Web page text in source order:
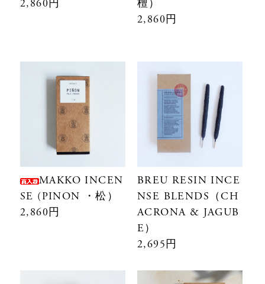
2,860円
檀）
2,860円
MAKKO INCEN
SE (PINON ・松）
2,860円
BREU RESIN INCE
NSE BLENDS（CH
ACRONA & JAGUB
E）
2,695円